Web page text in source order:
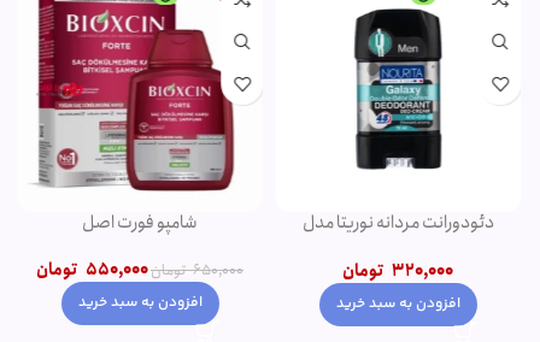
دئودورانت مردانه نوریتا مدل
320,000 تومان
افزودن به سبد خرید
شامپو فورت اصل
650,000 تومان550,000 تومان
افزودن به سبد خرید